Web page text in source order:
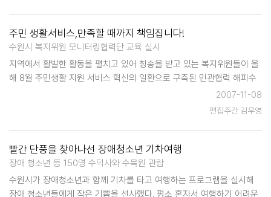
주민 생활서비스,만족할 때까지 책임집니다!
수원시 복지위원 모니터링협력단 교육 실시
지역에서 활발한 활동을 펼치고 있어 칭송을 받고 있는 복지위원들이 올
해 8월 주민생활 지원 서비스 혁신의 일환으로 구축된 민관협력 해피수
원공동체 내 모니터링협력단에 소속되어 앞으로 기존 복지위원 역할 외
에도 주민에게 제공되는 주민서비스의 전반적인 모니터링을 담당하게 된
2007-11-08
편집주간 김우영
빨간 단풍을 찾아나선 장애청소년 기차여행
장애 청소년 등 150명 수덕사와 수목원 관람
수원시가 장애청소년과 함께 기차를 타고 여행하는 프로그램을 실시해
장애 청소년들에게 작은 기쁨을 선사했다. 평소 혼자서 여행하기 어려운